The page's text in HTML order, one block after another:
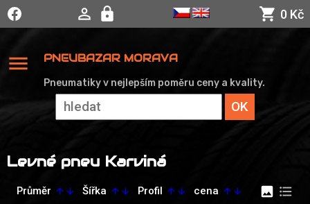
0 Kč
menu PNEUBAZAR MORAVA
Pneumatiky v nejlepším poměru ceny a kvality.
Levné pneu Karviná
Průměr arrow_upward arrow_downward Šířka arrow_upward arrow_downward Profil arrow_upward arrow_downward cena arrow_upward arrow_downward image format_list_bulleted